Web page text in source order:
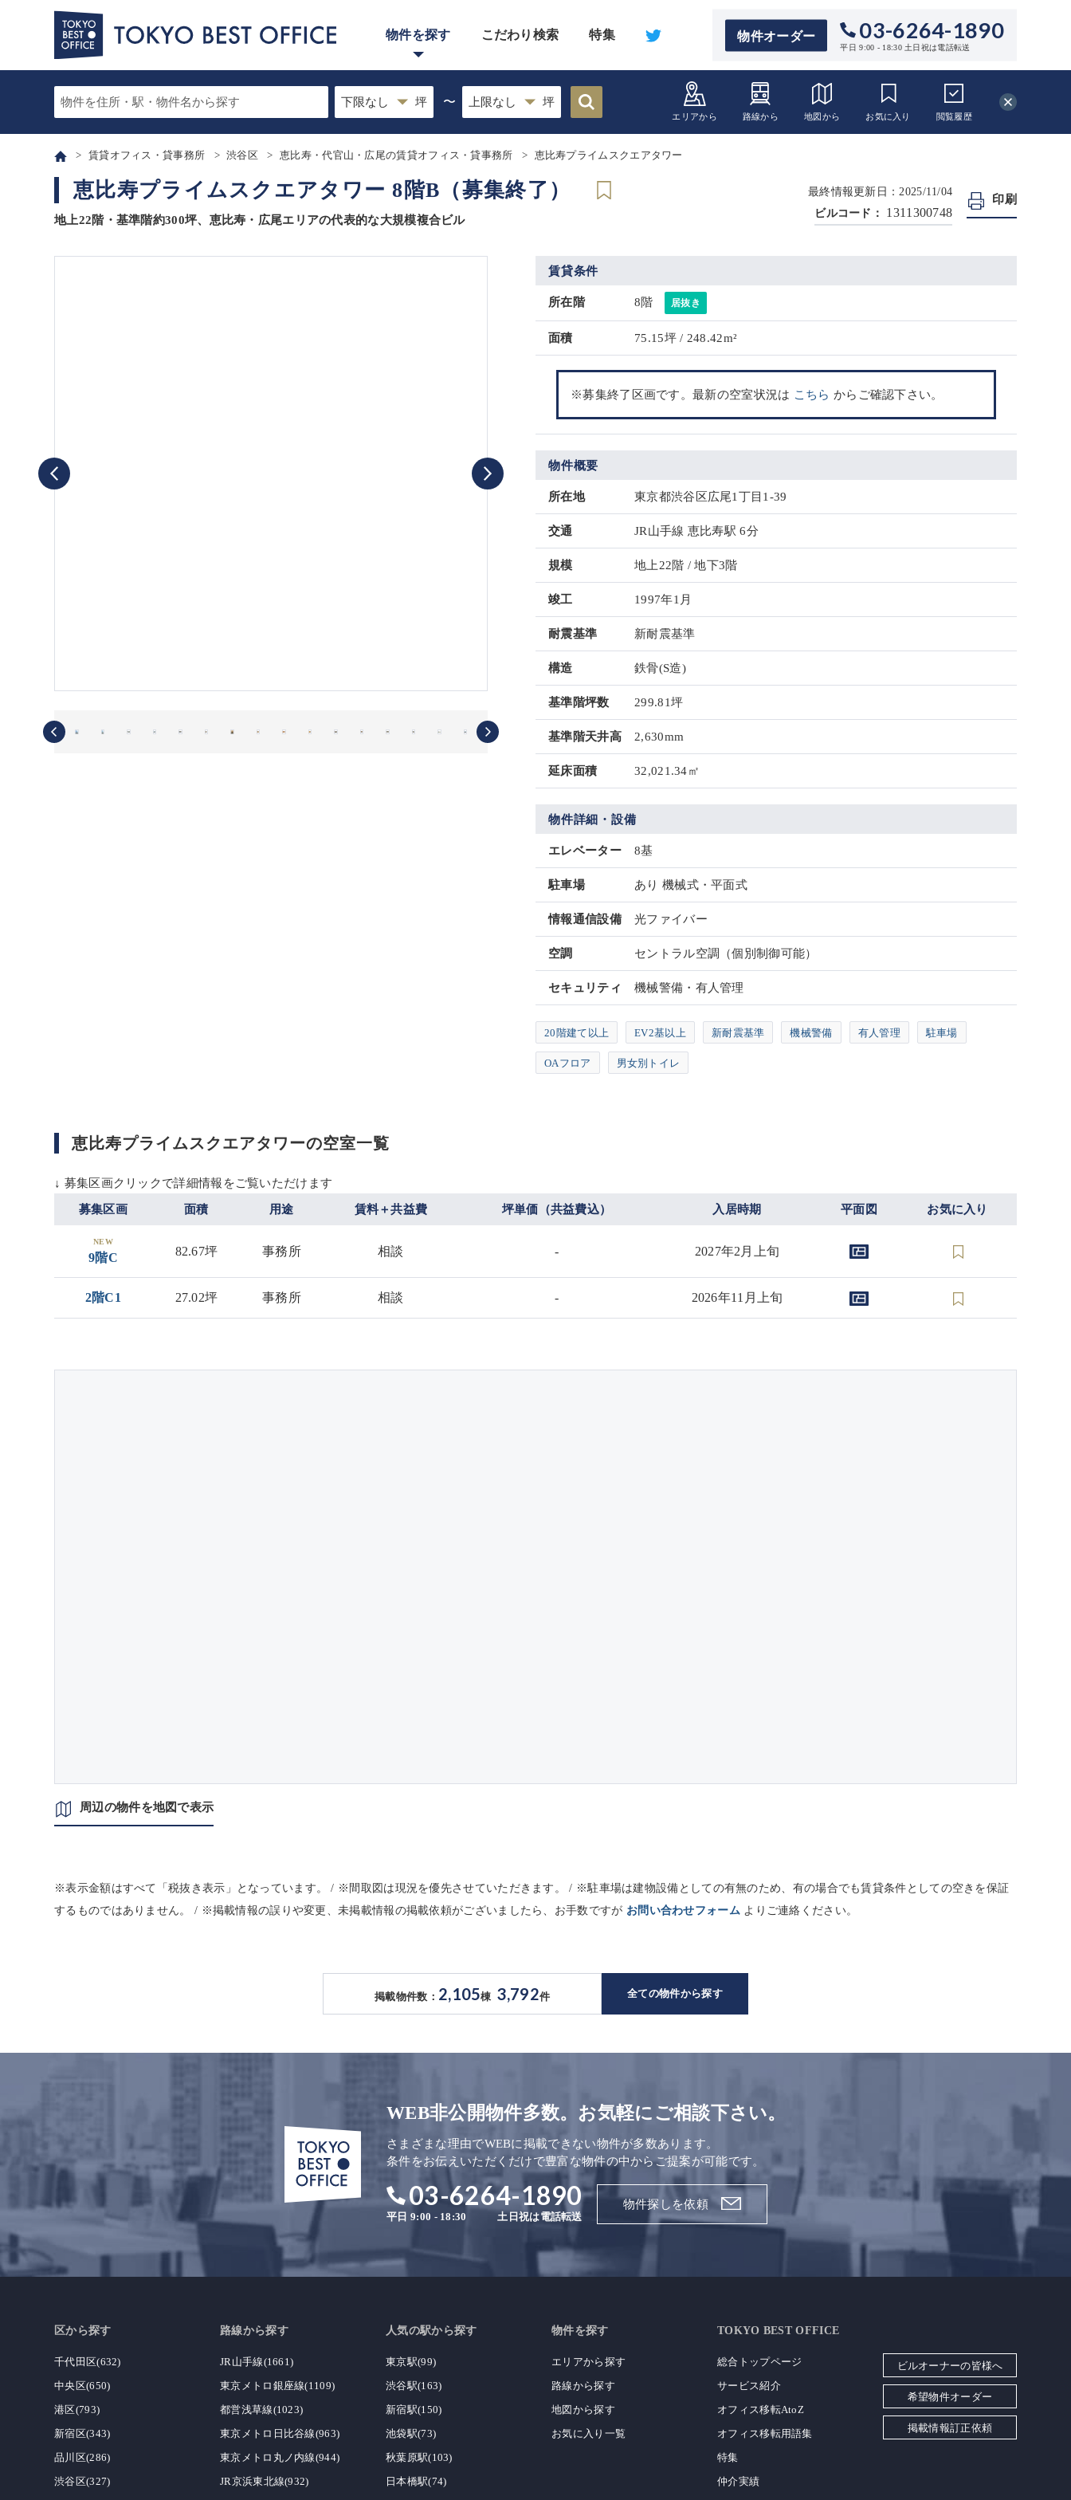
物件オーダー 03-6264-1890
平日 9:00 - 18:30 土日祝は電話転送
物件を探す こだわり検索 特集
エリアから 路線から 地図から お気に入り 閲覧履歴
〜
賃貸オフィス・貸事務所 渋谷区 恵比寿・代官山・広尾の賃貸オフィス・貸事務所 恵比寿プライムスクエアタワー
恵比寿プライムスクエアタワー 8階B（募集終了）
地上22階・基準階約300坪、恵比寿・広尾エリアの代表的な大規模複合ビル
最終情報更新日：2025/11/04
ビルコード：
1311300748
印刷
賃貸条件
所在階 8階 居抜き
面積 75.15坪 / 248.42m²
※募集終了区画です。最新の空室状況は こちら からご確認下さい。
物件概要
所在地 東京都渋谷区広尾1丁目1-39
交通 JR山手線 恵比寿駅 6分
規模 地上22階 / 地下3階
竣工 1997年1月
耐震基準 新耐震基準
構造 鉄骨(S造)
基準階坪数 299.81坪
基準階天井高 2,630mm
延床面積 32,021.34㎡
物件詳細・設備
エレベーター 8基
駐車場 あり 機械式・平面式
情報通信設備 光ファイバー
空調 セントラル空調（個別制御可能）
セキュリティ 機械警備・有人管理
20階建て以上 EV2基以上 新耐震基準 機械警備 有人管理 駐車場
OAフロア 男女別トイレ
恵比寿プライムスクエアタワーの空室一覧
↓ 募集区画クリックで詳細情報をご覧いただけます
募集区画 面積 用途 賃料＋共益費 坪単価（共益費込） 入居時期 平面図 お気に入り
NEW
9階C 82.67坪 事務所 相談 - 2027年2月上旬
2階C1 27.02坪 事務所 相談 - 2026年11月上旬
周辺の物件を地図で表示
※表示金額はすべて「税抜き表示」となっています。 / ※間取図は現況を優先させていただきます。 / ※駐車場は建物設備としての有無のため、有の場合でも賃貸条件としての空きを保証
するものではありません。 / ※掲載情報の誤りや変更、未掲載情報の掲載依頼がございましたら、お手数ですが お問い合わせフォーム よりご連絡ください。
掲載物件数： 2,105棟 3,792件 全ての物件から探す
WEB非公開物件多数。お気軽にご相談下さい。
さまざまな理由でWEBに掲載できない物件が多数あります。
条件をお伝えいただくだけで豊富な物件の中からご提案が可能です。
03-6264-1890
平日 9:00 - 18:30 土日祝は電話転送
物件探しを依頼
区から探す
千代田区(632)
中央区(650)
港区(793)
新宿区(343)
品川区(286)
渋谷区(327)
路線から探す
JR山手線(1661)
東京メトロ銀座線(1109)
都営浅草線(1023)
東京メトロ日比谷線(963)
東京メトロ丸ノ内線(944)
JR京浜東北線(932)
人気の駅から探す
東京駅(99)
渋谷駅(163)
新宿駅(150)
池袋駅(73)
秋葉原駅(103)
日本橋駅(74)
物件を探す
エリアから探す
路線から探す
地図から探す
お気に入り一覧
TOKYO BEST OFFICE
総合トップページ
サービス紹介
オフィス移転AtoZ
オフィス移転用語集
特集
仲介実績
ビルオーナーの皆様へ
希望物件オーダー
掲載情報訂正依頼